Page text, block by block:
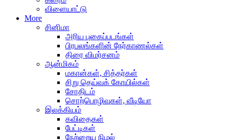
விளையாட்டு
More
சினிமா
அரிய புகைப்படங்கள்
பிரபலங்களின் நேர்காணல்கள்
திரை விமர்சனம்
ஆன்மிகம்
மகான்கள், சித்தர்கள்
சிறு தெய்வக் கோயில்கள்
சோதிடம்
சொற்பொழிவுகள், வீடியோ
இலக்கியம்
கவிதைகள்
பேட்டிகள்
நேற்றைய நிழல்